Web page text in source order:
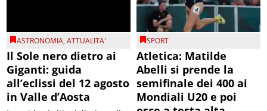
ASTRONOMIA,ATTUALITA'
Il Sole nero dietro ai
Giganti: guida
all’eclissi del 12 agosto
in Valle d’Aosta
SPORT
Atletica: Matilde
Abelli si prende la
semifinale dei 400 ai
Mondiali U20 e poi